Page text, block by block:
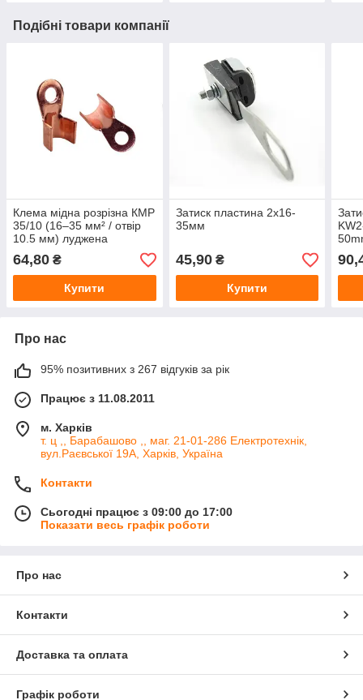
Подібні товари компанії
Клема мідна розрізна КМР
35/10 (16–35 мм² / отвір
10.5 мм) луджена
64,80 ₴
Купити
Затиск пластина 2х16-
35мм
45,90₴
Купити
Про нас
95% позитивних з 267 відгуків за рік
Працює з 11.08.2011
м. Харків
т. ц ,, Барабашово ,, маг. 21-01-286 Електротехнік,
вул.Раєвської 19А, Харків, Україна
Контакти
Сьогодні працює з 09:00 до 17:00
Показати весь графік роботи
Про нас
Контакти
Доставка та оплата
Графік роботи